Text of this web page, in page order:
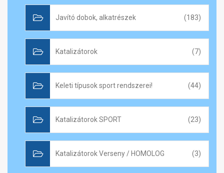
Javító dobok, alkatrészek (183)
Katalizátorok (7)
Keleti típusok sport rendszerei! (44)
Katalizátorok SPORT (23)
Katalizátorok Verseny / HOMOLOG (3)